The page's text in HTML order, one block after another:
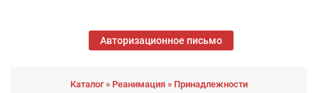
Авторизационное письмо
Каталог » Реанимация » Принадлежности